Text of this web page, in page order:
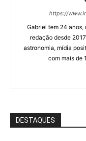
https://
Gabriel tem 24
redação desde
astronomia, mídia
com mais de
DESTAQUES